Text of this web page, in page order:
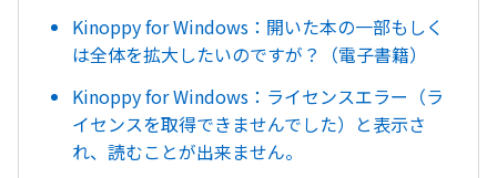
Kinoppy for Windows：開いた本の一部もしく
は全体を拡大したいのですが？（電子書籍）
Kinoppy for Windows：ライセンスエラー（ラ
イセンスを取得できませんでした）と表示さ
れ、読むことが出来ません。